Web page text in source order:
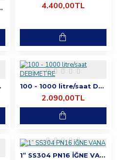
4.400,00TL
100 - 1000 litre/saat DEBİMETRE
2.090,00TL
1” SS304 PN16 İĞNE VANA